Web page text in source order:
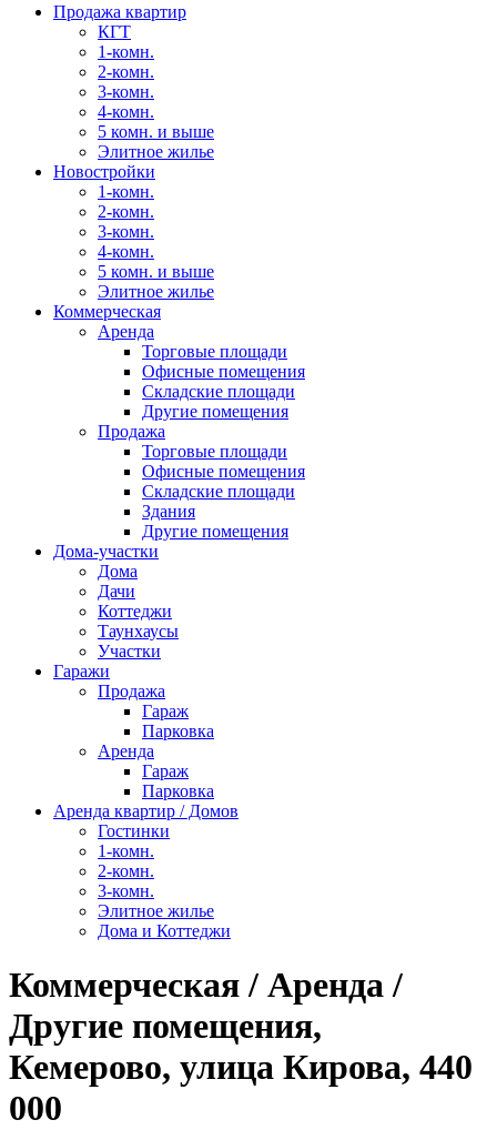
Продажа квартир
КГТ
1-комн.
2-комн.
3-комн.
4-комн.
5 комн. и выше
Элитное жилье
Новостройки
1-комн.
2-комн.
3-комн.
4-комн.
5 комн. и выше
Элитное жилье
Коммерческая
Аренда
Торговые площади
Офисные помещения
Складские площади
Другие помещения
Продажа
Торговые площади
Офисные помещения
Складские площади
Здания
Другие помещения
Дома-участки
Дома
Дачи
Коттеджи
Таунхаусы
Участки
Гаражи
Продажа
Гараж
Парковка
Аренда
Гараж
Парковка
Аренда квартир / Домов
Гостинки
1-комн.
2-комн.
3-комн.
Элитное жилье
Дома и Коттеджи
Коммерческая / Аренда /
Другие помещения,
Кемерово, улица Кирова, 440
000